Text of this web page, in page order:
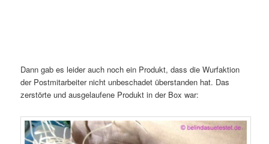
Dann gab es leider auch noch ein Produkt, dass die Wurfaktion
der Postmitarbeiter nicht unbeschadet überstanden hat. Das
zerstörte und ausgelaufene Produkt in der Box war: